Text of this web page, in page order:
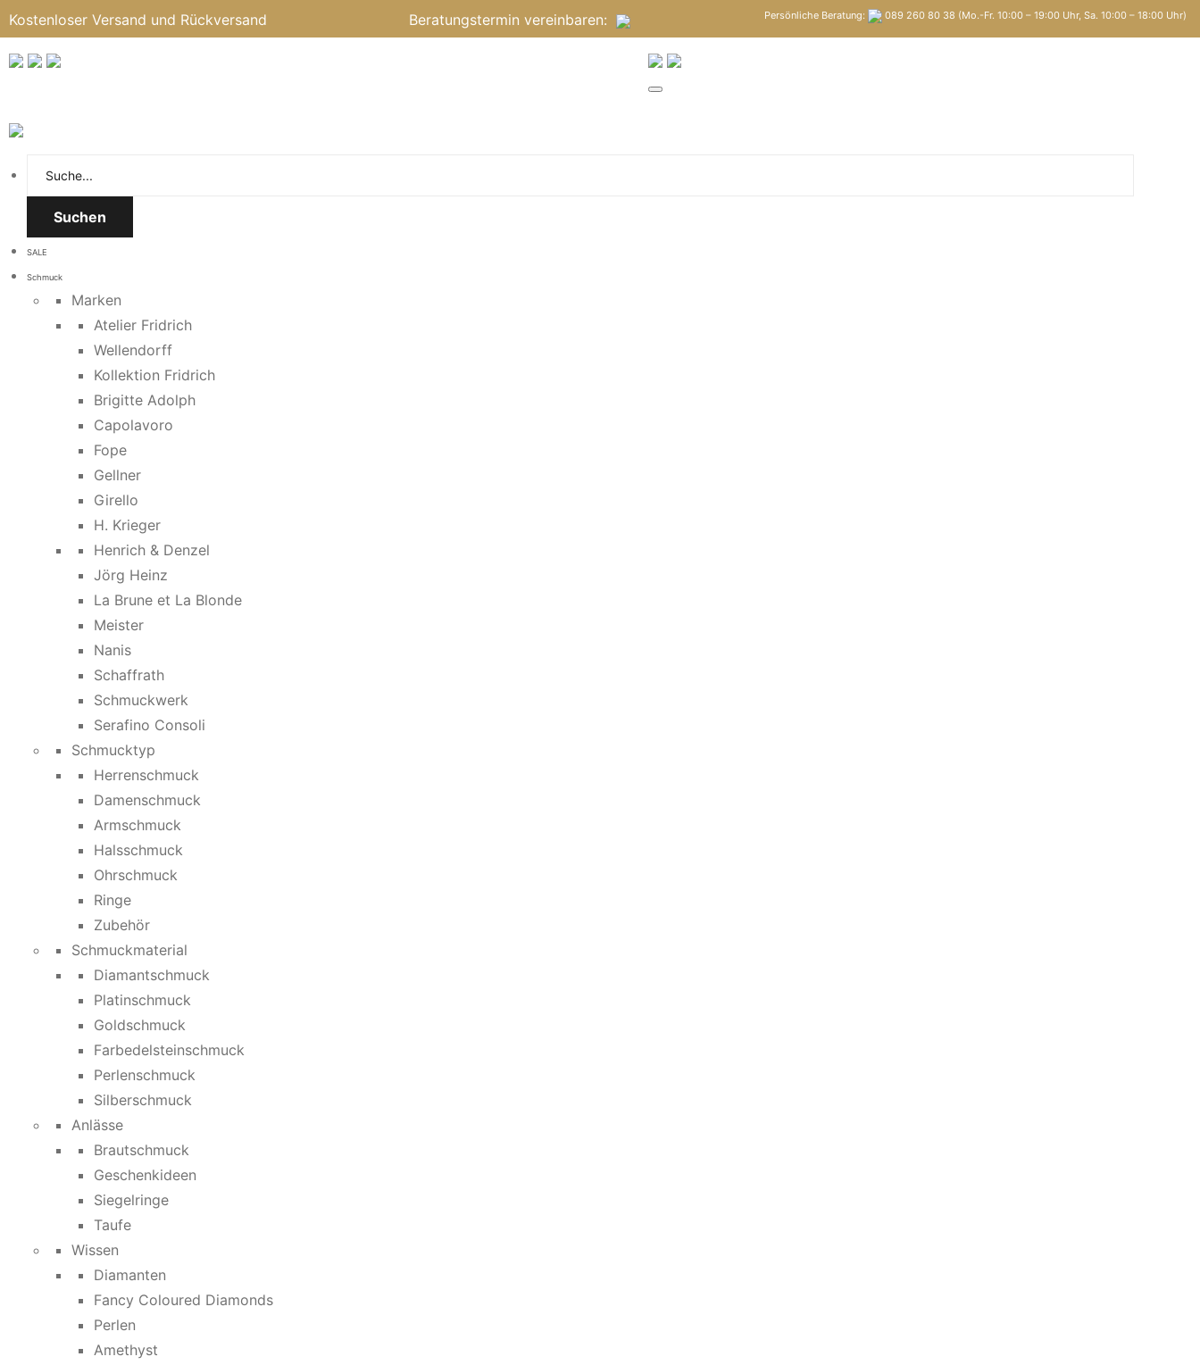
Kostenloser Versand und Rückversand Beratungstermin vereinbaren: Persönliche Beratung: 089 260 80 38 (Mo.-Fr. 10:00 – 19:00 Uhr, Sa. 10:00 – 18:00 Uhr)
Suchen
SALE
Schmuck
Marken
Atelier Fridrich
Wellendorff
Kollektion Fridrich
Brigitte Adolph
Capolavoro
Fope
Gellner
Girello
H. Krieger
Henrich & Denzel
Jörg Heinz
La Brune et La Blonde
Meister
Nanis
Schaffrath
Schmuckwerk
Serafino Consoli
Schmucktyp
Herrenschmuck
Damenschmuck
Armschmuck
Halsschmuck
Ohrschmuck
Ringe
Zubehör
Schmuckmaterial
Diamantschmuck
Platinschmuck
Goldschmuck
Farbedelsteinschmuck
Perlenschmuck
Silberschmuck
Anlässe
Brautschmuck
Geschenkideen
Siegelringe
Taufe
Wissen
Diamanten
Fancy Coloured Diamonds
Perlen
Amethyst